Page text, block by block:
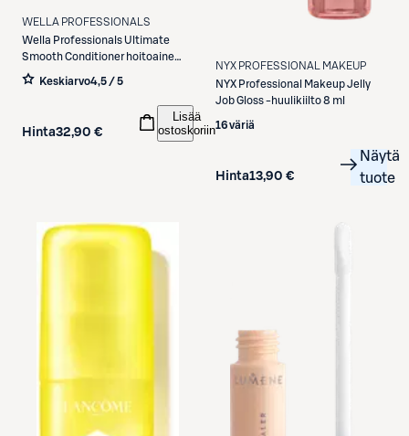
WELLA PROFESSIONALS
Wella ProfessionalsUltimate
Smooth Conditioner hoitoaine
200ml
Keskiarvo4,5 / 5
Hinta32,90 €
Lisää
ostoskoriin
NYX PROFESSIONAL MAKEUP
NYX Professional MakeupJelly
Job Gloss -huulikiilto 8 ml
16 väriä
Hinta13,90 €
Näytä
tuote